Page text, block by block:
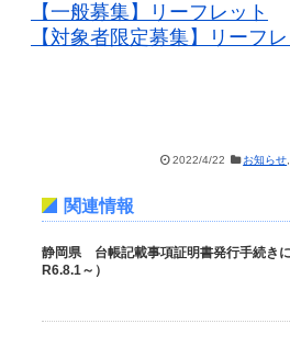
【一般募集】リーフレット
【対象者限定募集】リーフレ
2022/4/22 お知らせ
関連情報
静岡県 台帳記載事項証明書発行手続き
R6.8.1～）